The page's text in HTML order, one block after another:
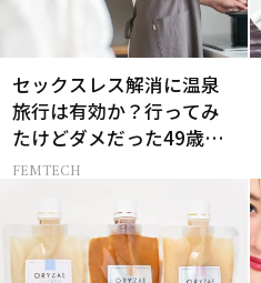
セックスレス解消に温泉
旅行は有効か？行ってみ
たけどダメだった49歳妻
の「思わぬ収穫」
FEMTECH